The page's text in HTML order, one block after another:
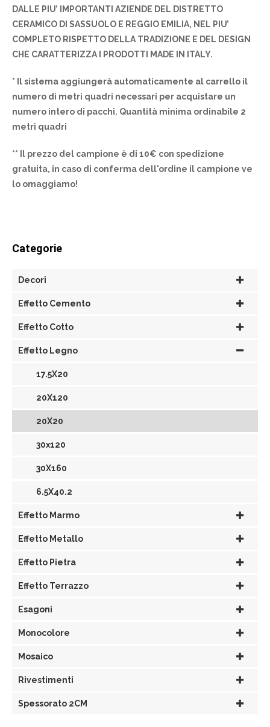
DALLE PIU’ IMPORTANTI AZIENDE DEL DISTRETTO
CERAMICO DI SASSUOLO E REGGIO EMILIA, NEL PIU’
COMPLETO RISPETTO DELLA TRADIZIONE E DEL DESIGN
CHE CARATTERIZZA I PRODOTTI MADE IN ITALY.
* Il sistema aggiungerà automaticamente al carrello il
numero di metri quadri necessari per acquistare un
numero intero di pacchi. Quantità minima ordinabile 2
metri quadri
** Il prezzo del campione è di 10€ con spedizione
gratuita, in caso di conferma dell'ordine il campione ve
lo omaggiamo!
Categorie
Decori
Effetto Cemento
Effetto Cotto
Effetto Legno
17.5X20
20X120
20X20
30x120
30X160
6.5X40.2
Effetto Marmo
Effetto Metallo
Effetto Pietra
Effetto Terrazzo
Esagoni
Monocolore
Mosaico
Rivestimenti
Spessorato 2CM